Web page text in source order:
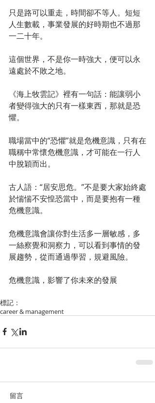
只是路可以重走，時間卻不等人。短短
人生數載，事業發展的好時期也不過那
一二十年。
這個世界，不是你一時強大，便可以永
遠處於不敗之地。
《海上牧雲記》裡有一句話：能讓弱小
者變得強大的只有一樣東西，那就是恐
懼。
職場當中的“恐懼”就是危機意識，只有在
職稱中常懷危機意識，才可能在一行人
中脫穎而出。
古人語：“居安思危。”不是要大家始終處
於惴惴不安惶恐當中，而是要抱有一種
危機意識。
危機意識會讓你對生活多一層敏感，多
一絲察覺和洞察力，可以看到事情的發
展趨勢，從而通過學習，規避風險。
危機意識，影響了你未來的發展
標記：
career & management
留言